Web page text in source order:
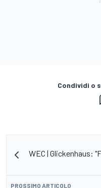
Condividi o
WEC | Glickenhaus:
PROSSIMO ARTICOLO